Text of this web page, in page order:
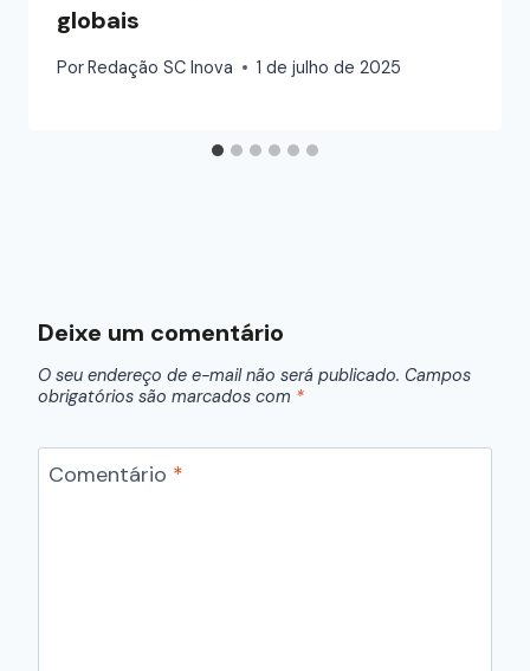
globais
PorRedação SC Inova 1 de julho de 2025
Deixe um comentário
O seu endereço de e-mail não será publicado. Campos
obrigatórios são marcados com *
Comentário *